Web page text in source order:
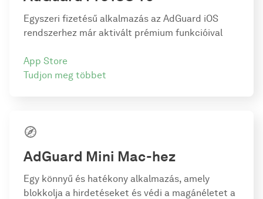
Egyszeri fizetésű alkalmazás az AdGuard iOS
rendszerhez már aktivált prémium funkcióival
Tudjon meg többet
App Store
AdGuard Mini Mac-hez
Egy könnyű és hatékony alkalmazás, amely
blokkolja a hirdetéseket és védi a magánéletet a